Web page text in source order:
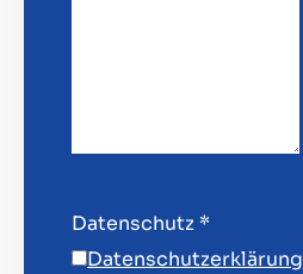
Datenschutz *
Datenschutzerklärung